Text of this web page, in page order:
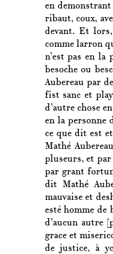
en
ribaut, coux,
devant. Et
comme larron
n’est pas en la
besoche ou
Aubereau par
fist sanc et
d’autre chose
en la personne
ce que dit est
Mathé
pluseurs, et
par grant
dit Mathé
mauvaise et
esté homme de
d’aucun autre
grace et
de justice, à